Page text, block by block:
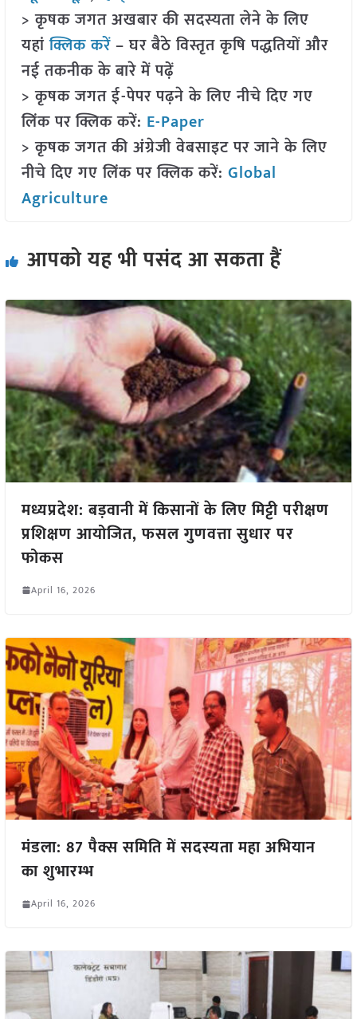
> कृषक जगत अखबार की सदस्यता लेने के लिए
यहांक्लिक करें– घर बैठे विस्तृत कृषि पद्धतियों और
नई तकनीक के बारे में पढ़ें
> कृषक जगत ई-पेपर पढ़ने के लिए नीचे दिए गए
लिंक पर क्लिक करें: E-Paper
> कृषक जगत की अंग्रेजी वेबसाइट पर जाने के लिए
नीचे दिए गए लिंक पर क्लिक करें: Global
Agriculture
आपको यह भी पसंद आ सकता हैं
मध्यप्रदेश: बड़वानी में किसानों के लिए मिट्टी परीक्षण
प्रशिक्षण आयोजित, फसल गुणवत्ता सुधार पर
फोकस
April 16, 2026
मंडला: 87 पैक्स समिति में सदस्यता महा अभियान
का शुभारम्भ
April 16, 2026